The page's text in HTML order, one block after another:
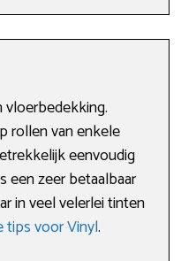
rollen van enkele
eenvoudig
een zeer betaalbaar
in veel velerlei tinten
tips voor Vinyl.